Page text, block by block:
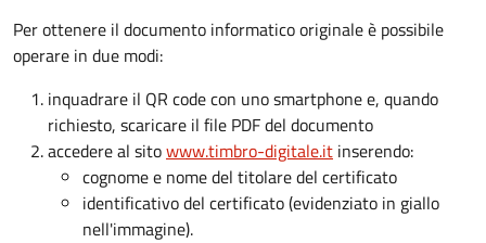
Per ottenere il documento informatico originale è possibile
operare in due modi:
inquadrare il QR code con uno smartphone e, quando
richiesto, scaricare il file PDF del documento
accedere al sitowww.timbro-digitale.it inserendo:
cognome e nome del titolare del certificato
identificativo del certificato (evidenziato in giallo
nell'immagine).